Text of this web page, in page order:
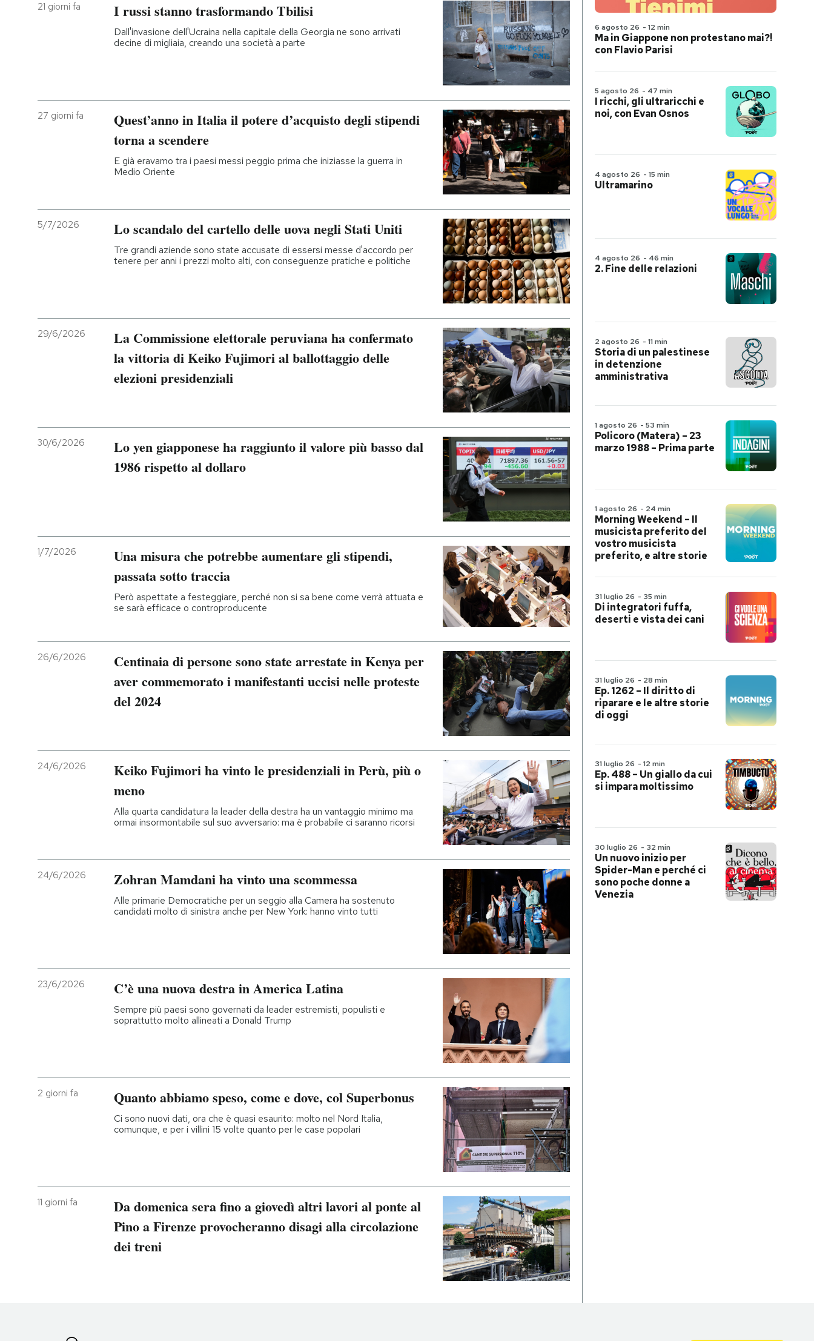
21 giorni fa I russi stanno trasformando Tbilisi
Dall'invasione dell'Ucraina nella capitale della Georgia ne sono arrivati
decine di migliaia, creando una società a parte
27 giorni fa
Quest’anno in Italia il potere d’acquisto degli stipendi
torna a scendere
E già eravamo tra i paesi messi peggio prima che iniziasse la guerra in
Medio Oriente
5/7/2026 Lo scandalo del cartello delle uova negli Stati Uniti
Tre grandi aziende sono state accusate di essersi messe d'accordo per
tenere per anni i prezzi molto alti, con conseguenze pratiche e politiche
29/6/2026
La Commissione elettorale peruviana ha confermato
la vittoria di Keiko Fujimori al ballottaggio delle
elezioni presidenziali
30/6/2026
Lo yen giapponese ha raggiunto il valore più basso dal
1986 rispetto al dollaro
1/7/2026
Una misura che potrebbe aumentare gli stipendi,
passata sotto traccia
Però aspettate a festeggiare, perché non si sa bene come verrà attuata e
se sarà efficace o controproducente
26/6/2026
Centinaia di persone sono state arrestate in Kenya per
aver commemorato i manifestanti uccisi nelle proteste
del 2024
24/6/2026
Keiko Fujimori ha vinto le presidenziali in Perù, più o
meno
Alla quarta candidatura la leader della destra ha un vantaggio minimo ma
ormai insormontabile sul suo avversario: ma è probabile ci saranno ricorsi
24/6/2026 Zohran Mamdani ha vinto una scommessa
Alle primarie Democratiche per un seggio alla Camera ha sostenuto
candidati molto di sinistra anche per New York: hanno vinto tutti
23/6/2026 C’è una nuova destra in America Latina
Sempre più paesi sono governati da leader estremisti, populisti e
soprattutto molto allineati a Donald Trump
2 giorni fa Quanto abbiamo speso, come e dove, col Superbonus
Ci sono nuovi dati, ora che è quasi esaurito: molto nel Nord Italia,
comunque, e per i villini 15 volte quanto per le case popolari
11 giorni fa
Da domenica sera fino a giovedì altri lavori al ponte al
Pino a Firenze provocheranno disagi alla circolazione
dei treni
6 agosto 26 - 12 min
Ma in Giappone non protestano mai?!
con Flavio Parisi
5 agosto 26 - 47 min
I ricchi, gli ultraricchi e
noi, con Evan Osnos
4 agosto 26 - 15 min
Ultramarino
4 agosto 26 - 46 min
2. Fine delle relazioni
2 agosto 26 - 11 min
Storia di un palestinese
in detenzione
amministrativa
1 agosto 26 - 53 min
Policoro (Matera) – 23
marzo 1988 – Prima parte
1 agosto 26 - 24 min
Morning Weekend – Il
musicista preferito del
vostro musicista
preferito, e altre storie
31 luglio 26 - 35 min
Di integratori fuffa,
deserti e vista dei cani
31 luglio 26 - 28 min
Ep. 1262 – Il diritto di
riparare e le altre storie
di oggi
31 luglio 26 - 12 min
Ep. 488 – Un giallo da cui
si impara moltissimo
30 luglio 26 - 32 min
Un nuovo inizio per
Spider-Man e perché ci
sono poche donne a
Venezia